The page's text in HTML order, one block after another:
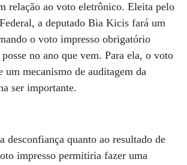
relação ao voto eletrônico. Eleita pelo
a deputado Bia Kicis fará um
o voto impresso obrigatório
no ano que vem. Para ela, o voto
um mecanismo de auditagem da
ser importante.
desconfiança quanto ao resultado de
impresso permitiria fazer uma